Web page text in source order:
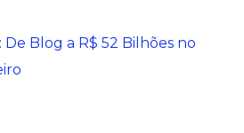
Blog a R$ 52 Bilhões no